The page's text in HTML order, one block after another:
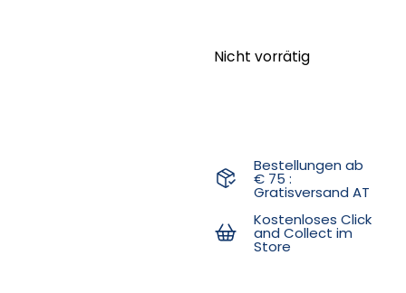
Nicht vorrätig
Bestellungen ab
€ 75 :
Gratisversand AT
Kostenloses Click
and Collect im
Store